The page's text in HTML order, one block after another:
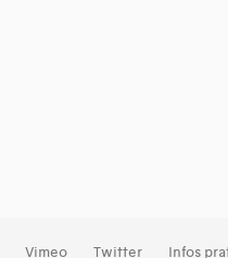
Vimeo Twitter Infos